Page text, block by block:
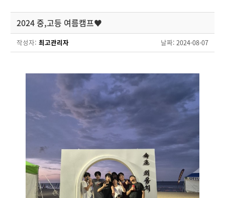
2024 중,고등 여름캠프♥
작성자: 최고관리자 날짜: 2024-08-07